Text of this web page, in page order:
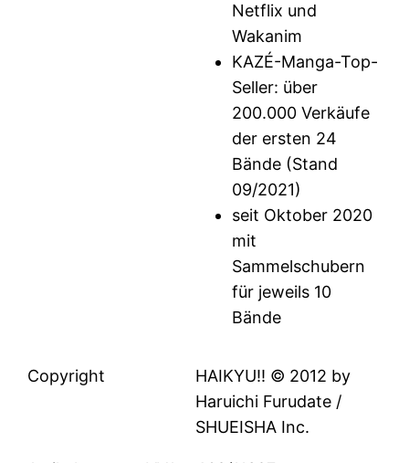
Netflix und
Wakanim
KAZÉ-Manga-Top-
Seller: über
200.000 Verkäufe
der ersten 24
Bände (Stand
09/2021)
seit Oktober 2020
mit
Sammelschubern
für jeweils 10
Bände
Copyright
HAIKYU!! © 2012 by
Haruichi Furudate /
SHUEISHA Inc.